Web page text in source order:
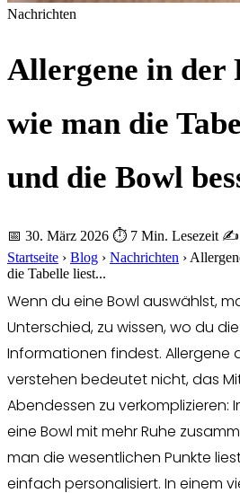
Nachrichten
Allergene in der
wie man die
und die Bowl
📅 30. März 2026 ⏱ 7 Min. Lesezeit ✍️
Startseite › Blog › Nachrichten ›
die Tabelle liest...
Wenn du eine Bowl auswählst,
Unterschied, zu wissen, wo du
Informationen findest. Allergene
verstehen bedeutet nicht, das
Abendessen zu verkomplizieren:
eine Bowl mit mehr Ruhe
man die wesentlichen Punkte
einfach personalisiert. In einem